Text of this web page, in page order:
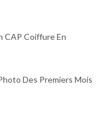
CAP Coiffure En
Des Premiers Mois